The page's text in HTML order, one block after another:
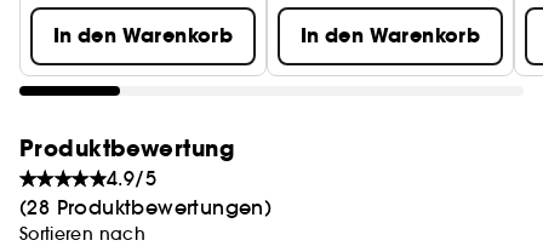
Ein ideales Set zum Verschenken oder, um sich
selbst eine Freude zu machen – für verführerische
Lippen, die strahlen wollen und sich Tag und
Nacht angenehm anfühlen.
In den Warenkorb In den Warenkorb
Produktbewertung
4.9/5
(28 Produktbewertungen)
Sortieren nach